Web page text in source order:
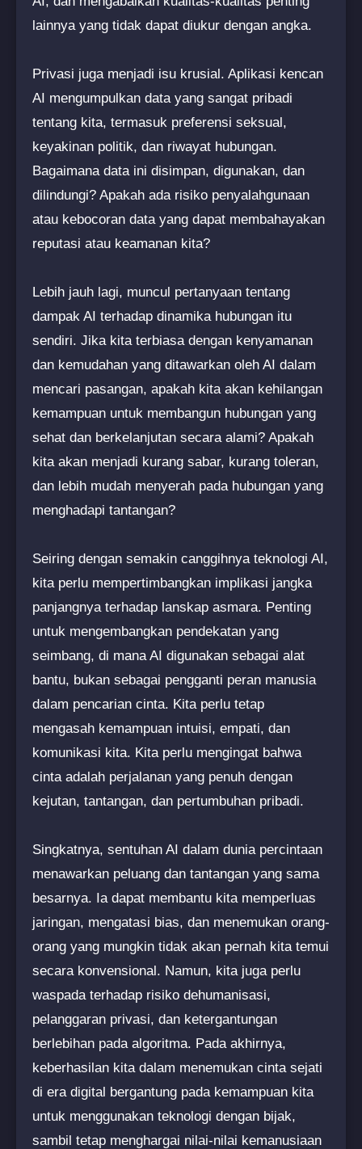
lainnya yang tidak dapat diukur dengan angka.
Privasi juga menjadi isu krusial. Aplikasi kencan
AI mengumpulkan data yang sangat pribadi
tentang kita, termasuk preferensi seksual,
keyakinan politik, dan riwayat hubungan.
Bagaimana data ini disimpan, digunakan, dan
dilindungi? Apakah ada risiko penyalahgunaan
atau kebocoran data yang dapat membahayakan
reputasi atau keamanan kita?
Lebih jauh lagi, muncul pertanyaan tentang
dampak AI terhadap dinamika hubungan itu
sendiri. Jika kita terbiasa dengan kenyamanan
dan kemudahan yang ditawarkan oleh AI dalam
mencari pasangan, apakah kita akan kehilangan
kemampuan untuk membangun hubungan yang
sehat dan berkelanjutan secara alami? Apakah
kita akan menjadi kurang sabar, kurang toleran,
dan lebih mudah menyerah pada hubungan yang
menghadapi tantangan?
Seiring dengan semakin canggihnya teknologi AI,
kita perlu mempertimbangkan implikasi jangka
panjangnya terhadap lanskap asmara. Penting
untuk mengembangkan pendekatan yang
seimbang, di mana AI digunakan sebagai alat
bantu, bukan sebagai pengganti peran manusia
dalam pencarian cinta. Kita perlu tetap
mengasah kemampuan intuisi, empati, dan
komunikasi kita. Kita perlu mengingat bahwa
cinta adalah perjalanan yang penuh dengan
kejutan, tantangan, dan pertumbuhan pribadi.
Singkatnya, sentuhan AI dalam dunia percintaan
menawarkan peluang dan tantangan yang sama
besarnya. Ia dapat membantu kita memperluas
jaringan, mengatasi bias, dan menemukan orang-
orang yang mungkin tidak akan pernah kita temui
secara konvensional. Namun, kita juga perlu
waspada terhadap risiko dehumanisasi,
pelanggaran privasi, dan ketergantungan
berlebihan pada algoritma. Pada akhirnya,
keberhasilan kita dalam menemukan cinta sejati
di era digital bergantung pada kemampuan kita
untuk menggunakan teknologi dengan bijak,
sambil tetap menghargai nilai-nilai kemanusiaan